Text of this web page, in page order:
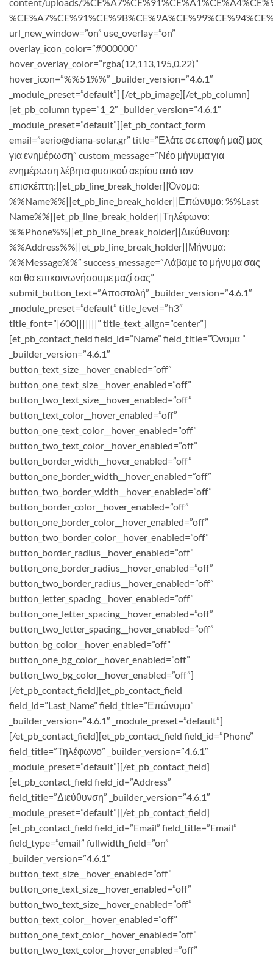
url_new_window=”on” use_overlay=”on”
overlay_icon_color=”#000000″
hover_overlay_color=”rgba(12,113,195,0.22)”
hover_icon=”%%51%%” _builder_version=”4.6.1″
_module_preset=”default”] [/et_pb_image][/et_pb_column]
[et_pb_column type=”1_2″ _builder_version=”4.6.1″
_module_preset=”default”][et_pb_contact_form
email=”aerio@diana-solar.gr” title=”Ελάτε σε επαφή μαζί μας
για ενημέρωση” custom_message=”Νέο μήνυμα για
ενημέρωση λέβητα φυσικού αερίου από τον
επισκέπτη:||et_pb_line_break_holder||Όνομα:
%%Name%%||et_pb_line_break_holder||Επώνυμο: %%Last
Name%%||et_pb_line_break_holder||Τηλέφωνο:
%%Phone%%||et_pb_line_break_holder||Διεύθυνση:
%%Address%%||et_pb_line_break_holder||Μήνυμα:
%%Message%%” success_message=”Λάβαμε το μήνυμα σας
και θα επικοινωνήσουμε μαζί σας”
submit_button_text=”Αποστολή” _builder_version=”4.6.1″
_module_preset=”default” title_level=”h3″
title_font=”|600|||||||” title_text_align=”center”]
[et_pb_contact_field field_id=”Name” field_title=”Όνομα ”
_builder_version=”4.6.1″
button_text_size__hover_enabled=”off”
button_one_text_size__hover_enabled=”off”
button_two_text_size__hover_enabled=”off”
button_text_color__hover_enabled=”off”
button_one_text_color__hover_enabled=”off”
button_two_text_color__hover_enabled=”off”
button_border_width__hover_enabled=”off”
button_one_border_width__hover_enabled=”off”
button_two_border_width__hover_enabled=”off”
button_border_color__hover_enabled=”off”
button_one_border_color__hover_enabled=”off”
button_two_border_color__hover_enabled=”off”
button_border_radius__hover_enabled=”off”
button_one_border_radius__hover_enabled=”off”
button_two_border_radius__hover_enabled=”off”
button_letter_spacing__hover_enabled=”off”
button_one_letter_spacing__hover_enabled=”off”
button_two_letter_spacing__hover_enabled=”off”
button_bg_color__hover_enabled=”off”
button_one_bg_color__hover_enabled=”off”
button_two_bg_color__hover_enabled=”off”]
[/et_pb_contact_field][et_pb_contact_field
field_id=”Last_Name” field_title=”Επώνυμο”
_builder_version=”4.6.1″ _module_preset=”default”]
[/et_pb_contact_field][et_pb_contact_field field_id=”Phone”
field_title=”Τηλέφωνο” _builder_version=”4.6.1″
_module_preset=”default”][/et_pb_contact_field]
[et_pb_contact_field field_id=”Address”
field_title=”Διεύθυνση” _builder_version=”4.6.1″
_module_preset=”default”][/et_pb_contact_field]
[et_pb_contact_field field_id=”Email” field_title=”Email”
field_type=”email” fullwidth_field=”on”
_builder_version=”4.6.1″
button_text_size__hover_enabled=”off”
button_one_text_size__hover_enabled=”off”
button_two_text_size__hover_enabled=”off”
button_text_color__hover_enabled=”off”
button_one_text_color__hover_enabled=”off”
button_two_text_color__hover_enabled=”off”